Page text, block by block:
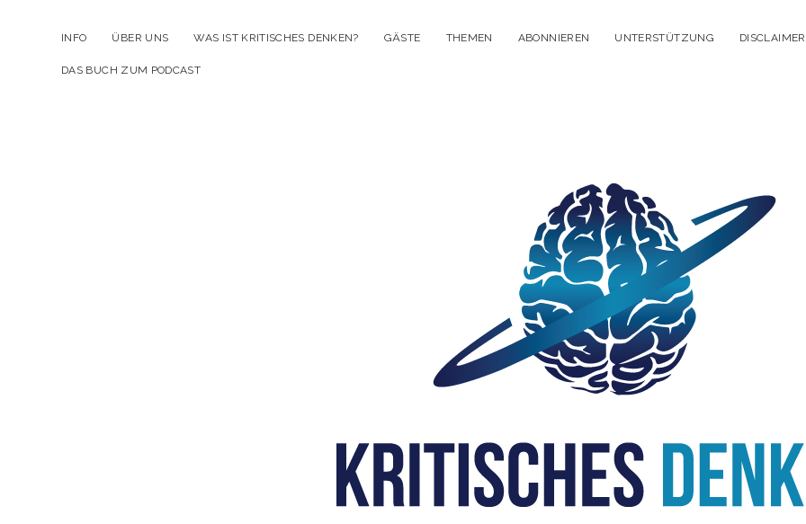
INFO ÜBER UNS WAS IST KRITISCHES DENKEN? GÄSTE THEMEN ABONNIEREN UNTERSTÜTZUNG DISCLAIMER
DAS BUCH ZUM PODCAST
Kritisches
Denken
Podcast